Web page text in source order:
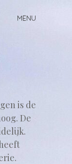
MENU
is de
De